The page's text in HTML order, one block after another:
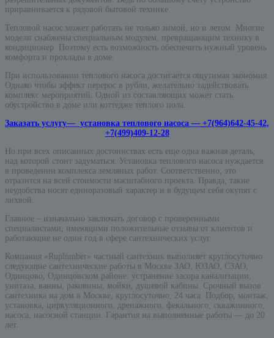
приравнивается к рядовой бытовой технике.
Тепловой насос может работать не только зимой, но и летом. Многие
модели снабжены специальным модулем, превращающим технику в
кондиционер. Поэтому есть возможность обеспечить нужный уровень
комфорта и прохлады в доме.
При использовании теплового насоса достигается ощутимая экономия.
Однако чтобы эффект перерос в рубли, желательно задействовать
комплекс мероприятий. Одной из составляющих может стать
обустройство в доме или коттедже теплого пола.
Заказать услугу— установка теплового насоса — +7(964)642-45-42,
+7(499)409-12-28
Но при всех описанных достоинствах есть еще одна важная деталь,
над которой стоит задуматься. Установка теплового насоса нуждается
в проведении комплекса земляных работ. Соответственно, это
отразится на всей стоимости масштабного проекта. Правда, такие
неудобства носят единоразовый характер и в будущем себя окупят с
лихвой.
Главное – изначально заключать договор с проверенными
специалистами, имеющими положительные отзывы от клиентов и
работающие не один год в сфере сантехнических услуг.
Компания «Ruplumber» частный сантехник выполняет круглосуточно
следующие сантехнические работы в Москве ЗАО, ЮЗАО, СЗАО,
Одинцово, Одинцовском районе: устранение засора канализации,
унитаза, ванны, раковины, мойки, душевой кабины. Срочный вызов
сантехника на дом в Москве, круглосуточно, 24 часа. Подбор, монтаж,
установка, циркуляционного, дренажного, фекального, скважинного,
насоса, насосной станции. Гарантия на выполненные работы — до 20
лет.